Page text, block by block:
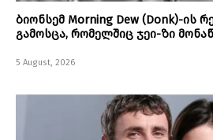
ბიონსემ Morning Dew (Donk)-ის
გამოსცა, რომელშიც ჯეი-ზი
5 August, 2026